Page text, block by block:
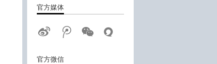
官方媒体
官方微信